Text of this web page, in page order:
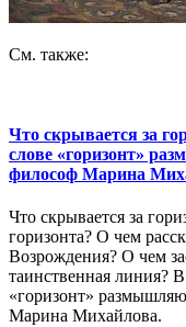
См. также:
Что скрывается за
слове «горизонт»
философ Марина
Что скрывается за
горизонта? О чем
Возрождения? О чем
таинственная линия?
«горизонт»
Марина Михайлова.